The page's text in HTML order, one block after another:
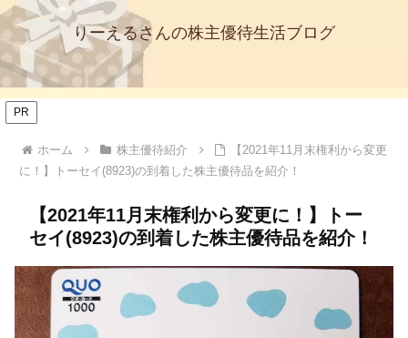
りーえるさんの株主優待生活ブログ
PR
ホーム 株主優待紹介
【2021年11月末権利から変更
に！】トーセイ(8923)の到着した株主優待品を紹介！
【2021年11月末権利から変更に！】トー
セイ(8923)の到着した株主優待品を紹介！